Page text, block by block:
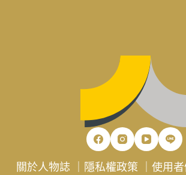
關於人物誌 隱私權政策 ｜使用